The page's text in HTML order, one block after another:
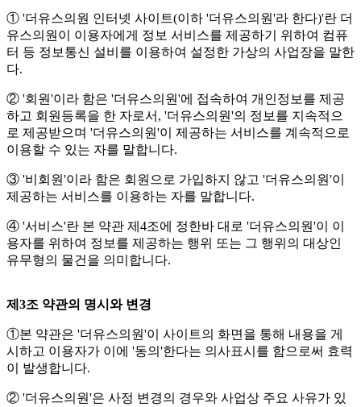
① '더유스의원 인터넷 사이트(이하 '더유스의원'라 한다)'란 더
유스의원이 이용자에게 정보 서비스를 제공하기 위하여 컴퓨
터 등 정보통신 설비를 이용하여 설정한 가상의 사업장을 말한
다.
② '회원'이라 함은 '더유스의원'에 접속하여 개인정보를 제공
하고 회원등록을 한 자로서, '더유스의원'의 정보를 지속적으
로 제공받으며 '더유스의원'이 제공하는 서비스를 계속적으로
이용할 수 있는 자를 말합니다.
③ '비회원'이라 함은 회원으로 가입하지 않고 '더유스의원'이
제공하는 서비스를 이용하는 자를 말합니다.
④ '서비스'란 본 약관 제4조에 정한바 대로 '더유스의원'이 이
용자를 위하여 정보를 제공하는 행위 또는 그 행위의 대상인
유무형의 물건을 의미합니다.
제3조 약관의 명시와 변경
①본 약관은 '더유스의원'이 사이트의 화면을 통해 내용을 게
시하고 이용자가 이에 '동의'한다는 의사표시를 함으로써 효력
이 발생합니다.
② '더유스의원'은 사정 변경의 경우와 사업상 주요 사유가 있